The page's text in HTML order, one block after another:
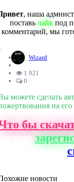
, наша
поставь лайкпод
комментарий, мы
Wizard
1 921
0
можете сделать
на
бы
новости